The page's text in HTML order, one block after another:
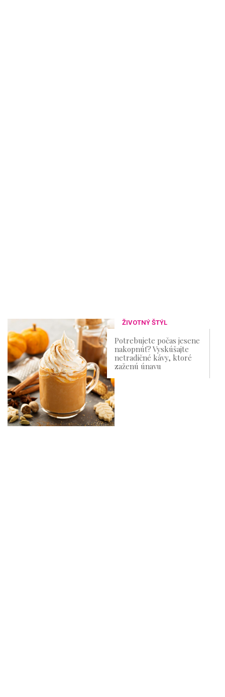
ŽIVOTNÝ ŠTÝL
Potrebujete počas jesene
nakopnúť? Vyskúšajte
netradičné kávy, ktoré
zaženú únavu